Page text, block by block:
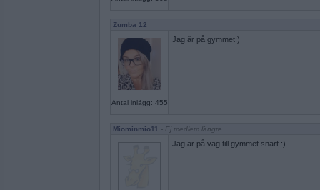
Zumba 12
Antal inlägg: 455
Jag är på gymmet:)
Miominmio11 - Ej medlem längre
Jag är på väg till gymmet snart :)